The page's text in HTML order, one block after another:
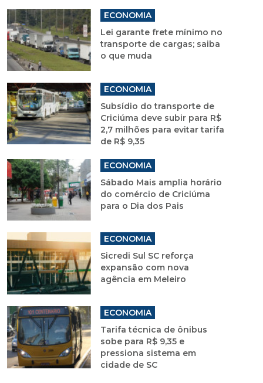
ECONOMIA
Lei garante frete mínimo no
transporte de cargas; saiba
o que muda
ECONOMIA
Subsídio do transporte de
Criciúma deve subir para R$
2,7 milhões para evitar tarifa
de R$ 9,35
ECONOMIA
Sábado Mais amplia horário
do comércio de Criciúma
para o Dia dos Pais
ECONOMIA
Sicredi Sul SC reforça
expansão com nova
agência em Meleiro
ECONOMIA
Tarifa técnica de ônibus
sobe para R$ 9,35 e
pressiona sistema em
cidade de SC